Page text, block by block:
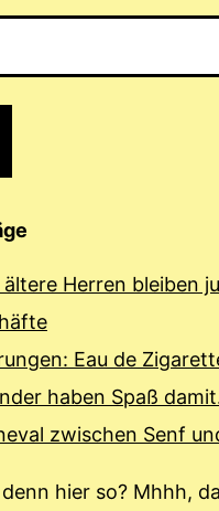
Herren bleiben
Eau de
haben Spaß
zwischen Senf
hier so? Mhhh,